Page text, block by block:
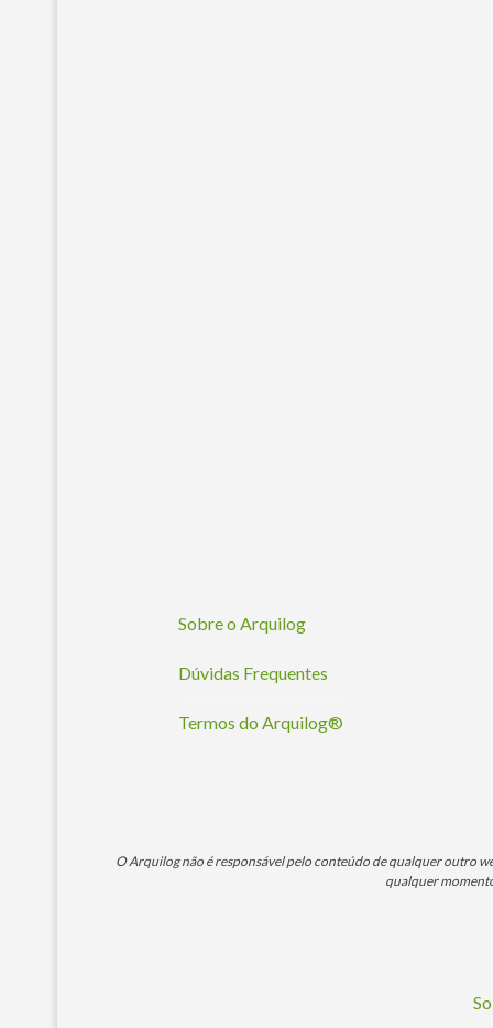
Sobre o Arquilog
Dúvidas Frequentes
Termos do Arquilog®
O Arquilog não é responsável pelo conteúdo de qualquer outro
qualquer